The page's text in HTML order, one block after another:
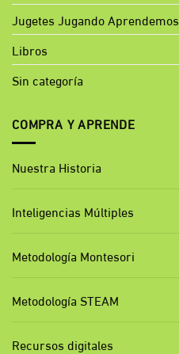
Jugetes Jugando Aprendemos
Libros
Sin categoría
COMPRA Y APRENDE
Nuestra Historia
Inteligencias Múltiples
Metodología Montesori
Metodología STEAM
Recursos digitales